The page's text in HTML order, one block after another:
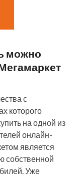
можно
с
которого
на одной из
онлайн-
является
собственной
Уже